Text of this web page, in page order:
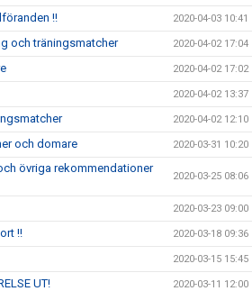
!! 2020-04-03 10:41
och träningsmatcher 2020-04-02 17:04
2020-04-02 17:02
2020-04-02 13:37
2020-04-02 12:10
och domare 2020-03-31 10:20
övriga rekommendationer
2020-03-25 08:06
2020-03-23 09:00
!! 2020-03-18 09:36
2020-03-15 15:45
UT! 2020-03-11 12:00